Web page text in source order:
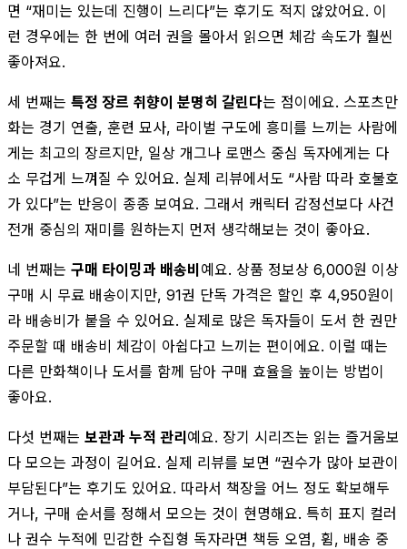
면 “재미는 있는데 진행이 느리다”는 후기도 적지 않았어요. 이
런 경우에는 한 번에 여러 권을 몰아서 읽으면 체감 속도가 훨씬
좋아져요.
세 번째는 특정 장르 취향이 분명히 갈린다는 점이에요. 스포츠만
화는 경기 연출, 훈련 묘사, 라이벌 구도에 흥미를 느끼는 사람에
게는 최고의 장르지만, 일상 개그나 로맨스 중심 독자에게는 다
소 무겁게 느껴질 수 있어요. 실제 리뷰에서도 “사람 따라 호불호
가 있다”는 반응이 종종 보여요. 그래서 캐릭터 감정선보다 사건
전개 중심의 재미를 원하는지 먼저 생각해보는 것이 좋아요.
네 번째는 구매 타이밍과 배송비예요. 상품 정보상 6,000원 이상
구매 시 무료 배송이지만, 91권 단독 가격은 할인 후 4,950원이
라 배송비가 붙을 수 있어요. 실제로 많은 독자들이 도서 한 권만
주문할 때 배송비 체감이 아쉽다고 느끼는 편이에요. 이럴 때는
다른 만화책이나 도서를 함께 담아 구매 효율을 높이는 방법이
좋아요.
다섯 번째는 보관과 누적 관리예요. 장기 시리즈는 읽는 즐거움보
다 모으는 과정이 길어요. 실제 리뷰를 보면 “권수가 많아 보관이
부담된다”는 후기도 있어요. 따라서 책장을 어느 정도 확보해두
거나, 구매 순서를 정해서 모으는 것이 현명해요. 특히 표지 컬러
나 권수 누적에 민감한 수집형 독자라면 책등 오염, 휨, 배송 중